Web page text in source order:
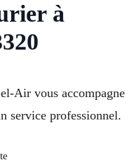
à
Air vous accompagne
service professionnel.